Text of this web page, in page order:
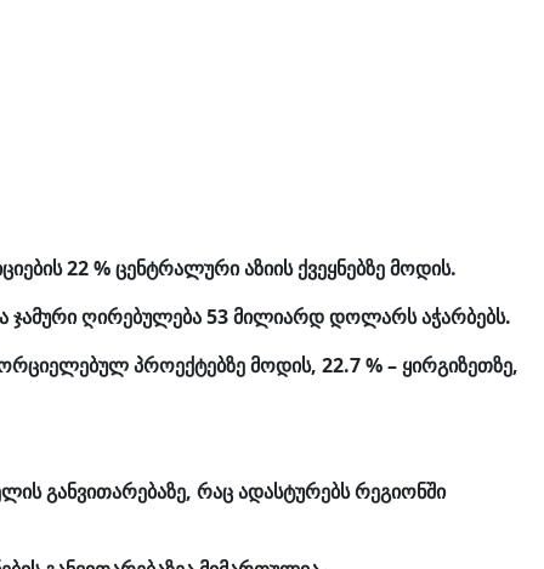
22 % ცენტრალური აზიის ქვეყნებზე მოდის.
ღირებულება 53 მილიარდ დოლარს აჭარბებს.
პროექტებზე მოდის, 22.7 % – ყირგიზეთზე,
განვითარებაზე, რაც ადასტურებს რეგიონში